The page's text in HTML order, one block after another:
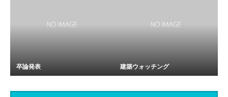
卒論発表 建築ウォッチング